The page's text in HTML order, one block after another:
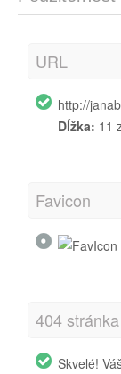
URL
http://
Dĺžka: 11
Favicon
404 stránka
Skvelé!